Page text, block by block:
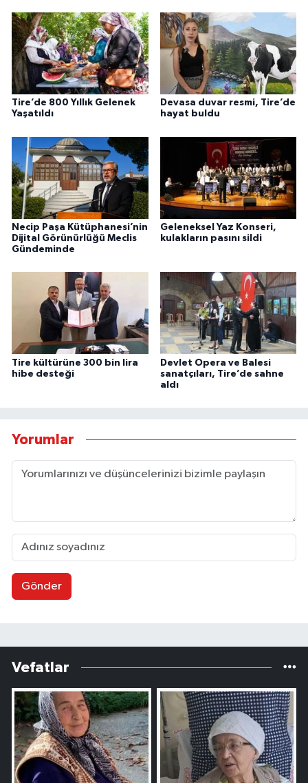
Tire’de 800 Yıllık Gelenek
Yaşatıldı
Devasa duvar resmi, Tire’de
hayat buldu
Necip Paşa Kütüphanesi’nin
Dijital Görünürlüğü Meclis
Gündeminde
Geleneksel Yaz Konseri,
kulakların pasını sildi
Tire kültürüne 300 bin lira
hibe desteği
Devlet Opera ve Balesi
sanatçıları, Tire’de sahne
aldı
Yorumlar
Gönder
Vefatlar